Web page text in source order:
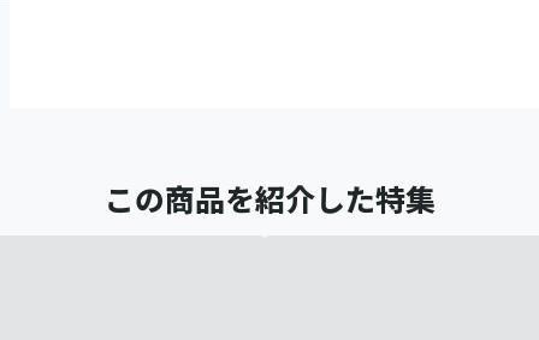
この商品を紹介した特集